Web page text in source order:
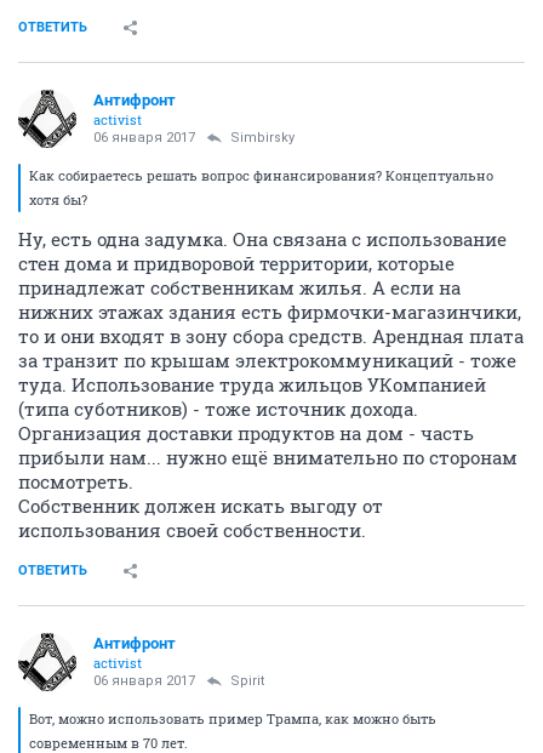
ОТВЕТИТЬ
Антифронт
activist
06 января 2017 Simbirsky
Как собираетесь решать вопрос финансирования? Концептуально
хотя бы?
Ну, есть одна задумка. Она связана с использование
стен дома и придворовой территории, которые
принадлежат собственникам жилья. А если на
нижних этажах здания есть фирмочки-магазинчики,
то и они входят в зону сбора средств. Арендная плата
за транзит по крышам электрокоммуникаций - тоже
туда. Использование труда жильцов УКомпанией
(типа суботников) - тоже источник дохода.
Организация доставки продуктов на дом - часть
прибыли нам... нужно ещё внимательно по сторонам
посмотреть.
Собственник должен искать выгоду от
использования своей собственности.
ОТВЕТИТЬ
Антифронт
activist
06 января 2017 Spirit
Вот, можно использовать пример Трампа, как можно быть
современным в 70 лет.